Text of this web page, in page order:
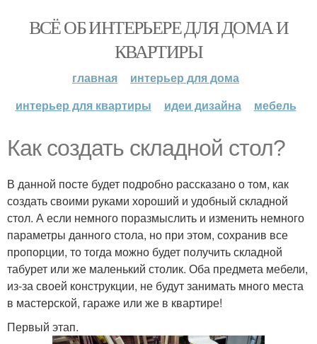
ВСЁ ОБ ИНТЕРЬЕРЕ ДЛЯ ДОМА И
КВАРТИРЫ
главная
интерьер для дома
интерьер для квартиры
идеи дизайна мебель
Как создать складной стол?
В данной посте будет подробно рассказано о том, как
создать своими руками хороший и удобный складной
стол. А если немного поразмыслить и изменить немного
параметры данного стола, но при этом, сохранив все
пропорции, то тогда можно будет получить складной
табурет или же маленький столик. Оба предмета мебели,
из-за своей конструкции, не будут занимать много места
в мастерской, гараже или же в квартире!
Первый этап.